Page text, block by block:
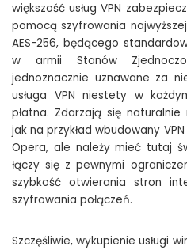
większość usług VPN
pomocą szyfrowania
AES-256, będącego
w armii Stanów
jednoznacznie uznawane za
usługa VPN niestety w
płatna. Zdarzają się
jak na przykład wbudowany
Opera, ale należy mieć tutaj
łączy się z pewnymi
szybkość otwierania stron
szyfrowania połączeń.
Szczęśliwie, wykupienie usługi